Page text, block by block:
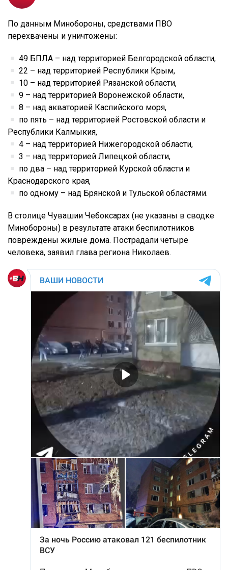
По данным Минобороны, средствами ПВО
перехвачены и уничтожены:
49 БПЛА – над территорией Белгородской области,
22 – над территорией Республики Крым,
10 – над территорией Рязанской области,
9 – над территорией Воронежской области,
8 – над акваторией Каспийского моря,
по пять – над территорией Ростовской области и
Республики Калмыкия,
4 – над территорией Нижегородской области,
3 – над территорией Липецкой области,
по два – над территорией Курской области и
Краснодарского края,
по одному – над Брянской и Тульской областями.
В столице Чувашии Чебоксарах (не указаны в сводке
Минобороны) в результате атаки беспилотников
повреждены жилые дома. Пострадали четыре
человека, заявил глава региона Николаев.